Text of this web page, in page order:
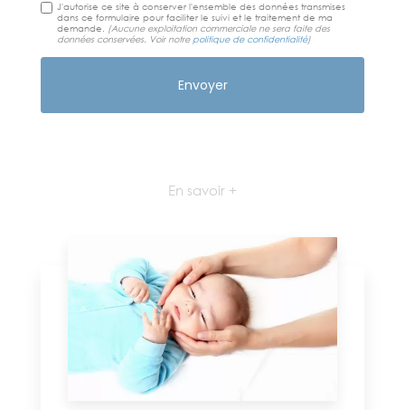
J'autorise ce site à conserver l'ensemble des données transmises
dans ce formulaire pour faciliter le suivi et le traitement de ma
demande. (Aucune exploitation commerciale ne sera faite des
données conservées. Voir notre politique de confidentialité)
En savoir +